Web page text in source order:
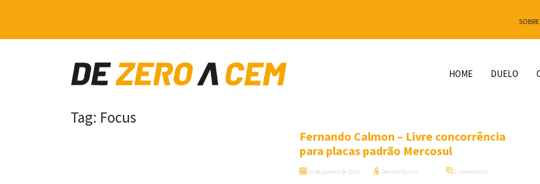
SOBRE
Main Navigation HOME DUELO
Tag: Focus
Fernando Calmon – Livre concorrência
para placas padrão Mercosul
30 de janeiro de 2020 Renato Parizzi 1 comentário